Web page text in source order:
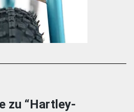
zu “Hartley-